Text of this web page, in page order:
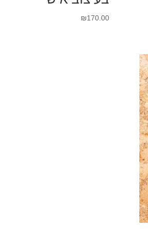
₪170.00